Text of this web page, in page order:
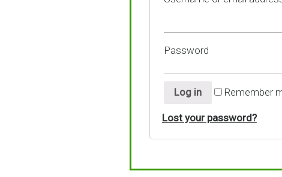
Password
Log in Remember
Lost your password?